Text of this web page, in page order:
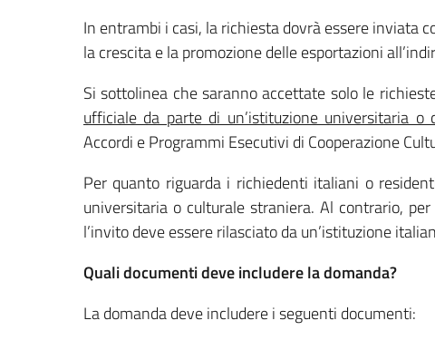
In entrambi i casi, la richiesta dovrà essere inviata
la crescita e la promozione delle esportazioni
Si sottolinea che saranno accettate solo le
ufficiale da parte di un’istituzione universitaria o
Accordi e Programmi Esecutivi di Cooperazione
Per quanto riguarda i richiedenti italiani o
universitaria o culturale straniera. Al contrario,
l’invito deve essere rilasciato da un’istituzione
Quali documenti deve includere la domanda?
La domanda deve includere i seguenti documenti: